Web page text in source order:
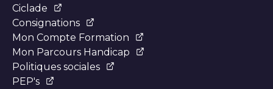
Ciclade
Consignations
Mon Compte Formation
Mon Parcours Handicap
Politiques sociales
PEP's